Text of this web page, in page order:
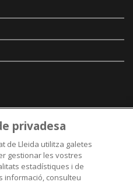
privadesa
de Lleida utilitza galetes
gestionar les vostres
estadístiques i de
informació, consulteu